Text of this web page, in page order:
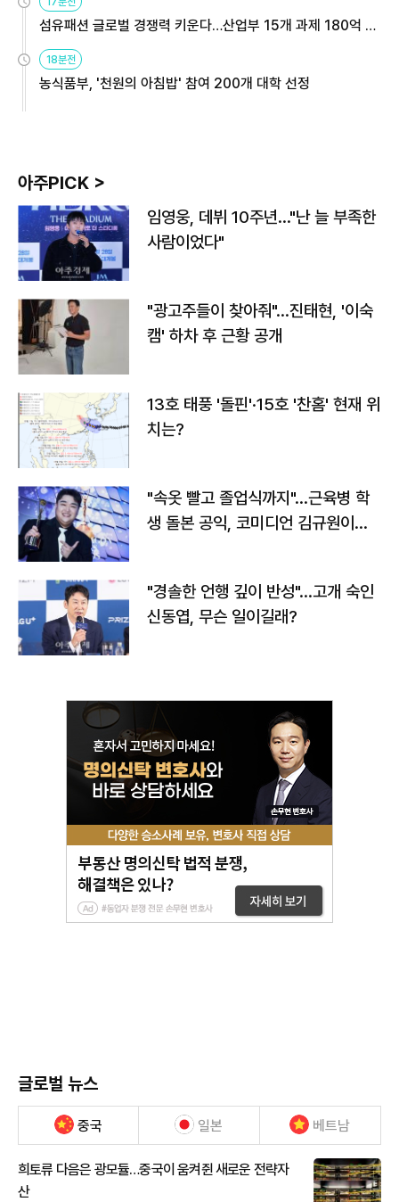
섬유패션 글로벌 경쟁력 키운다…산업부 15개 과제 180억 지
원
18분전
농식품부, '천원의 아침밥' 참여 200개 대학 선정
아주PICK >
임영웅, 데뷔 10주년…"난 늘 부족한
사람이었다"
"광고주들이 찾아줘"…진태현, '이숙
캠' 하차 후 근황 공개
13호 태풍 '돌핀'·15호 '찬홈' 현재 위
치는?
"속옷 빨고 졸업식까지"…근육병 학
생 돌본 공익, 코미디언 김규원이었
"경솔한 언행 깊이 반성"…고개 숙인
신동엽, 무슨 일이길래?
글로벌 뉴스
중국 일본 베트남
희토류 다음은 광모듈…중국이 움켜쥔 새로운 전략자
산